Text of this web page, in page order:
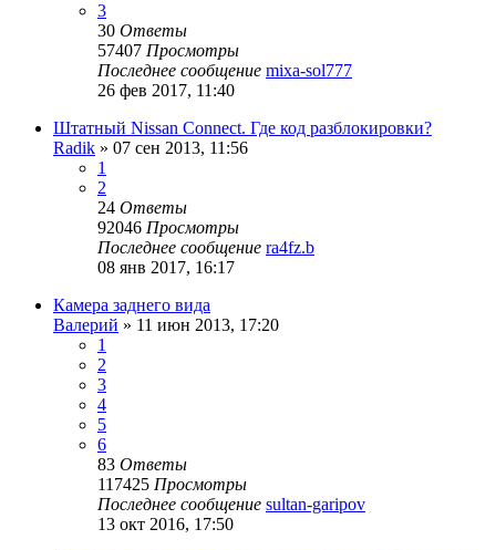
3
30 Ответы
57407 Просмотры
Последнее сообщение mixa-sol777
26 фев 2017, 11:40
Штатный Nissan Connect. Где код разблокировки?
Radik » 07 сен 2013, 11:56
1
2
24 Ответы
92046 Просмотры
Последнее сообщение ra4fz.b
08 янв 2017, 16:17
Камера заднего вида
Валерий » 11 июн 2013, 17:20
1
2
3
4
5
6
83 Ответы
117425 Просмотры
Последнее сообщение sultan-garipov
13 окт 2016, 17:50